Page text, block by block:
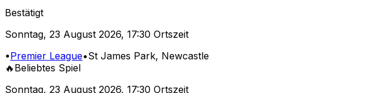
Bestätigt
Sonntag, 23 August 2026, 17:30 Ortszeit
•Premier League•St James Park, Newcastle
🔥 Beliebtes Spiel
Sonntag, 23 August 2026, 17:30 Ortszeit